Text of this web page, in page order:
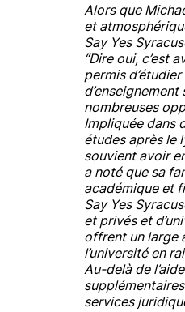
Alors que
et
Say Yes
“Dire oui, c’est
permis
nombreuses
Impliquée dans
études après le
souvient avoir
a noté que sa
académique et
Say Yes
et privés et
offrent un large
l’université en
Au-delà de
services